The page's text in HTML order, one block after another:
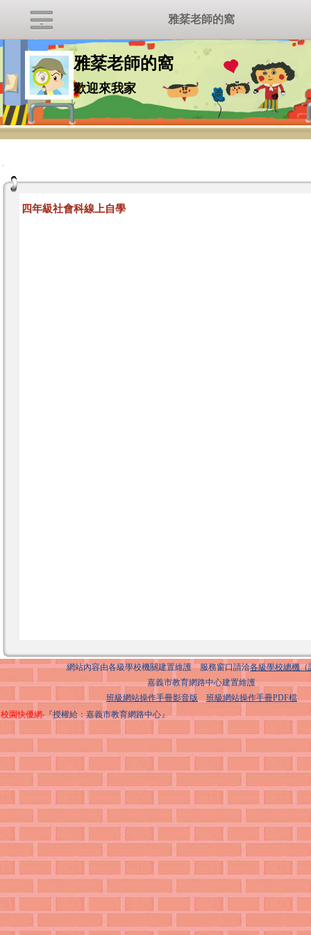
雅棻老師的窩
歡迎來我家
:::
四年級社會科線上自學
網站內容由各級學校機關建置維護 服務窗口請洽各級學校總機（
嘉義市教育網路中心建置維護
班級網站操作手冊影音版
班級網站操作手冊PDF檔
校園快優網‧『授權給：嘉義市教育網路中心』
雅棻老師的窩